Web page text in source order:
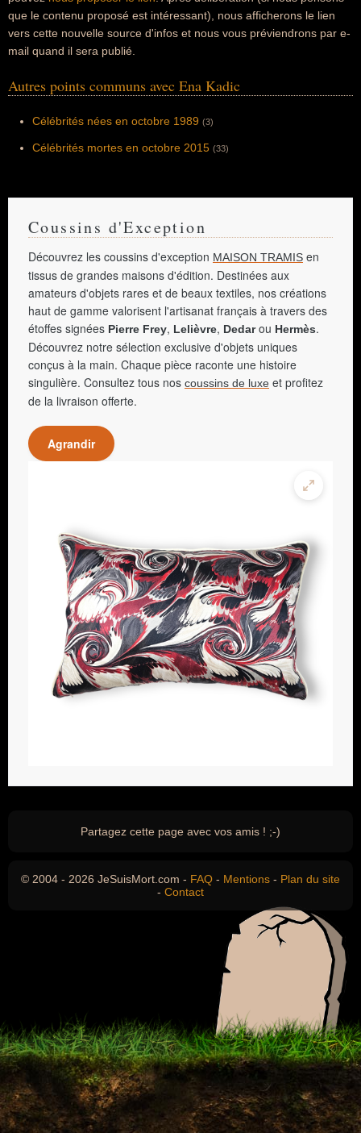
que le contenu proposé est intéressant), nous afficherons le lien
vers cette nouvelle source d'infos et nous vous préviendrons par e-
mail quand il sera publié.
Autres points communs avec Ena Kadic
Célébrités nées en octobre 1989 (3)
Célébrités mortes en octobre 2015 (33)
Coussins d'Exception
Découvrez les coussins d'exception MAISON TRAMIS en
tissus de grandes maisons d'édition. Destinées aux
amateurs d'objets rares et de beaux textiles, nos créations
haut de gamme valorisent l'artisanat français à travers des
étoffes signées Pierre Frey, Lelièvre, Dedarou Hermès.
Découvrez notre sélection exclusive d'objets uniques
conçus à la main. Chaque pièce raconte une histoire
singulière. Consultez tous nos coussins de luxe et profitez
de la livraison offerte.
Agrandir
Partagez cette page avec vos amis ! ;-)
© 2004 - 2026 JeSuisMort.com - FAQ - Mentions - Plan du site
- Contact